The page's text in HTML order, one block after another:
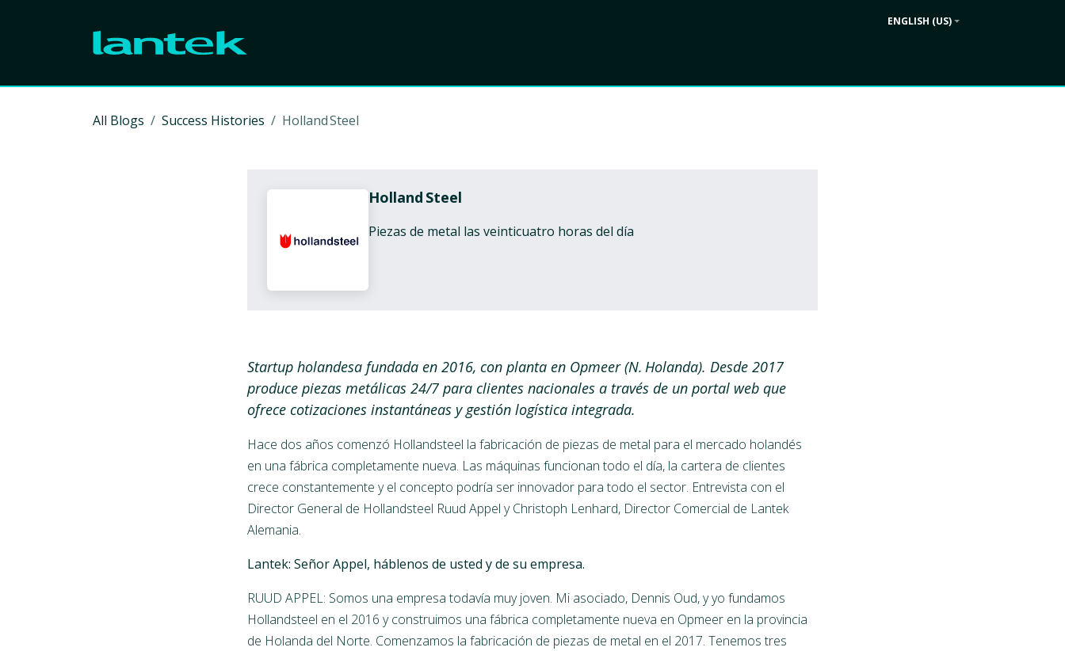
ENGLISH (US)
All Blogs Success Histories Holland Steel
Holland Steel
Piezas de metal las veinticuatro horas del día
Startup holandesa fundada en 2016, con planta en Opmeer (N. Holanda). Desde 2017
produce piezas metálicas 24/7 para clientes nacionales a través de un portal web que
ofrece cotizaciones instantáneas y gestión logística integrada.
Hace dos años comenzó Hollandsteel la fabricación de piezas de metal para el mercado holandés
en una fábrica completamente nueva. Las máquinas funcionan todo el día, la cartera de clientes
crece constantemente y el concepto podría ser innovador para todo el sector. Entrevista con el
Director General de Hollandsteel Ruud Appel y Christoph Lenhard, Director Comercial de Lantek
Alemania.
Lantek: Señor Appel, háblenos de usted y de su empresa.
RUUD APPEL: Somos una empresa todavía muy joven. Mi asociado, Dennis Oud, y yo fundamos
Hollandsteel en el 2016 y construimos una fábrica completamente nueva en Opmeer en la provincia
de Holanda del Norte. Comenzamos la fabricación de piezas de metal en el 2017. Tenemos tres